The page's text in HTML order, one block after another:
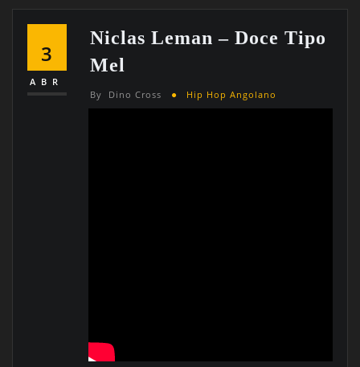
3
ABR
Niclas Leman – Doce Tipo
Mel
By Dino Cross Hip Hop Angolano